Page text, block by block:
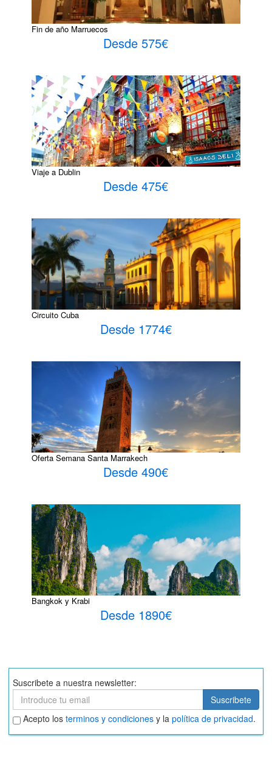
Fin de año Marruecos
Desde 575€
Viaje a Dublin
Desde 475€
Circuito Cuba
Desde 1774€
Oferta Semana Santa Marrakech
Desde 490€
Bangkok y Krabi
Desde 1890€
Suscribete a nuestra newsletter:
Suscribete
Suscribete
Aceptar
términos
y
Acepto los terminos y condiciones y la política de privacidad.